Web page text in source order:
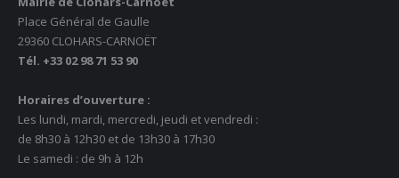
Place Général de Gaulle
29360 CLOHARS-CARNOËT
Tél. +33 02 98 71 53 90
Horaires d’ouverture :
Les lundi, mardi, mercredi, jeudi et vendredi :
de 8h30 à 12h30 et de 13h30 à 17h30
Le samedi : de 9h à 12h